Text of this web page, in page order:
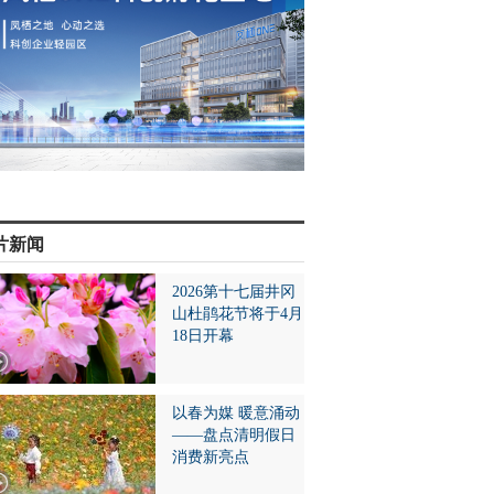
新闻
2026第十七届井冈
山杜鹃花节将于4月
18日开幕
以春为媒 暖意涌动
——盘点清明假日
消费新亮点